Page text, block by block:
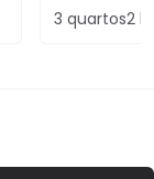
3 quartos2